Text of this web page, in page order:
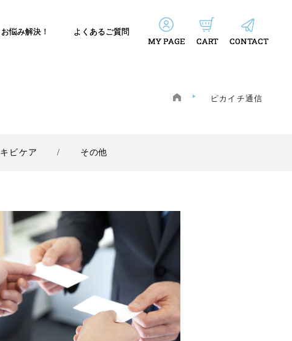
お悩み解決！ よくあるご質問
MY PAGE CART CONTACT
ピカイチ通信
ビケア その他